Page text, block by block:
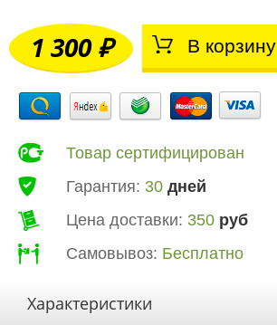
1 300 ₽ В корзину
Товар сертифицирован
Гарантия: 30 дней
Цена доставки: 350 руб
Самовывоз: Бесплатно
Характеристики